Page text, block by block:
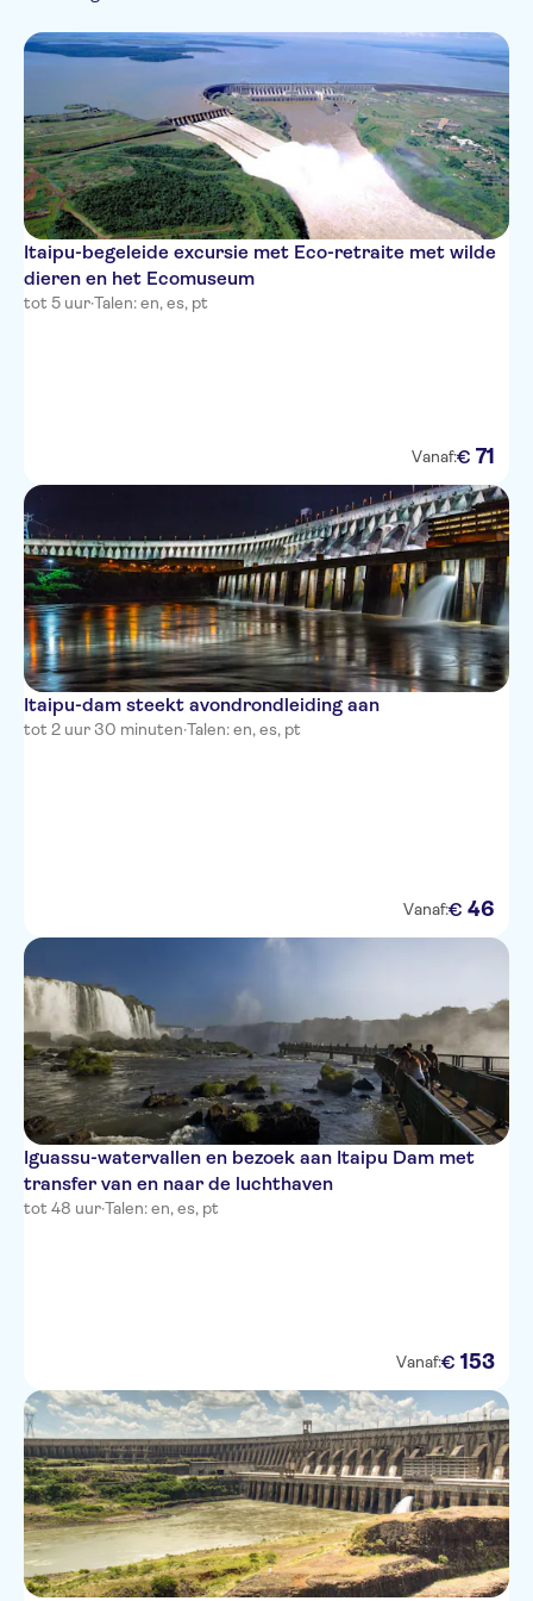
Itaipu-begeleide excursie met Eco-retraite met wilde
dieren en het Ecomuseum
tot 5 uur·Talen: en, es, pt
Vanaf:€ 71
Itaipu-dam steekt avondrondleiding aan
tot 2 uur 30 minuten·Talen: en, es, pt
Vanaf:€ 46
Iguassu-watervallen en bezoek aan Itaipu Dam met
transfer van en naar de luchthaven
tot 48 uur·Talen: en, es, pt
Vanaf:€ 153